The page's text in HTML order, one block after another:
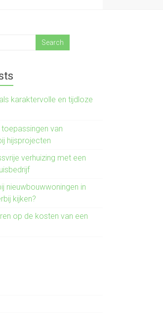
karaktervolle en tijdloze
van
hijsprojecten
verhuizing met een
nieuwbouwwoningen in
kijken?
op de kosten van een